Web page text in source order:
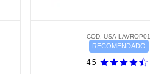
COD. USA-LAVROP01
RECOMENDADO
4.5